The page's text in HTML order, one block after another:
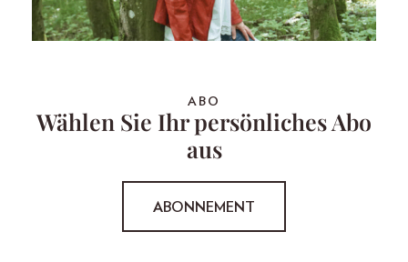
ABO
Wählen Sie Ihr persönliches Abo
aus
ABONNEMENT